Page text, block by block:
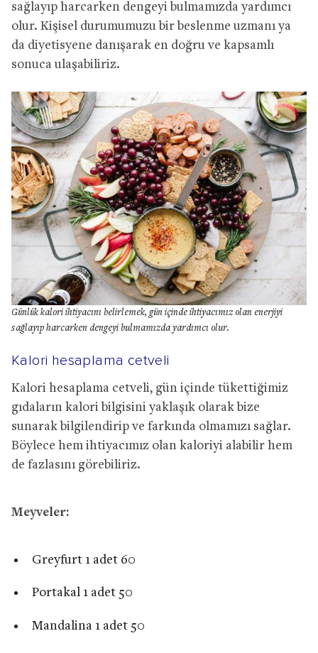
sağlayıp harcarken dengeyi bulmamızda yardımcı
olur. Kişisel durumumuzu bir beslenme uzmanı ya
da diyetisyene danışarak en doğru ve kapsamlı
sonuca ulaşabiliriz.
Günlük kalori ihtiyacını belirlemek, gün içinde ihtiyacımız olan enerjiyi
sağlayıp harcarken dengeyi bulmamızda yardımcı olur.
Kalori hesaplama cetveli
Kalori hesaplama cetveli, gün içinde tükettiğimiz
gıdaların kalori bilgisini yaklaşık olarak bize
sunarak bilgilendirip ve farkında olmamızı sağlar.
Böylece hem ihtiyacımız olan kaloriyi alabilir hem
de fazlasını görebiliriz.
Meyveler:
Greyfurt 1 adet 60
Portakal 1 adet 50
Mandalina 1 adet 50